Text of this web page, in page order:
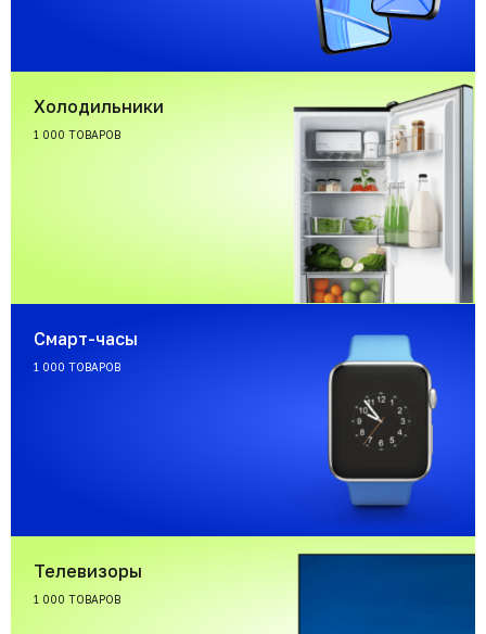
Холодильники
1 000 ТОВАРОВ
Смарт-часы
1 000 ТОВАРОВ
Телевизоры
1 000 ТОВАРОВ